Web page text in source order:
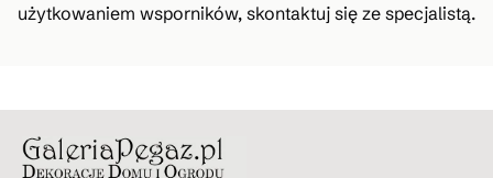
użytkowaniem wsporników, skontaktuj się ze specjalistą.